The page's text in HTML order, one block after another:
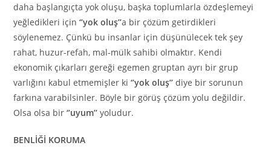
daha başlangıçta yok oluşu, başka toplumlarla özdeşlemeyi
yeğledikleri için‘’yok oluş’’a bir çözüm getirdikleri
söylenemez. Çünkü bu insanlar için düşünülecek tek şey
rahat, huzur-refah, mal-mülk sahibi olmaktır. Kendi
ekonomik çıkarları gereği egemen gruptan ayrı bir grup
varlığını kabul etmemişler ki‘’yok oluş’’ diye bir sorunun
farkına varabilsinler. Böyle bir görüş çözüm yolu değildir.
Olsa olsa bir‘’uyum’’ yoludur.
BENLİĞİ KORUMA